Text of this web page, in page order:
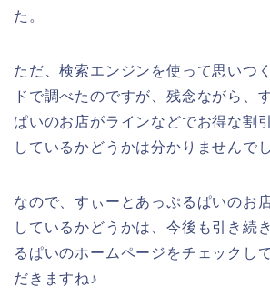
た。
ただ、検索エンジンを使って思いつ
ドで調べたのですが、残念ながら、
ぱいのお店がラインなどでお得な割
しているかどうかは分かりませんでし
なので、すぃーとあっぷるぱいのお
しているかどうかは、今後も引き続
るぱいのホームページをチェックし
だきますね♪